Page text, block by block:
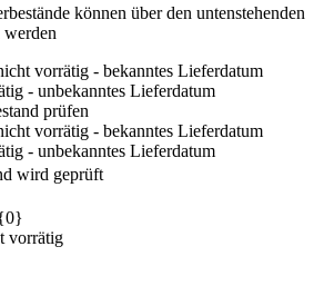
können über den untenstehenden
werden
vorrätig - bekanntes Lieferdatum
- unbekanntes Lieferdatum
prüfen
vorrätig - bekanntes Lieferdatum
- unbekanntes Lieferdatum
wird geprüft
vorrätig